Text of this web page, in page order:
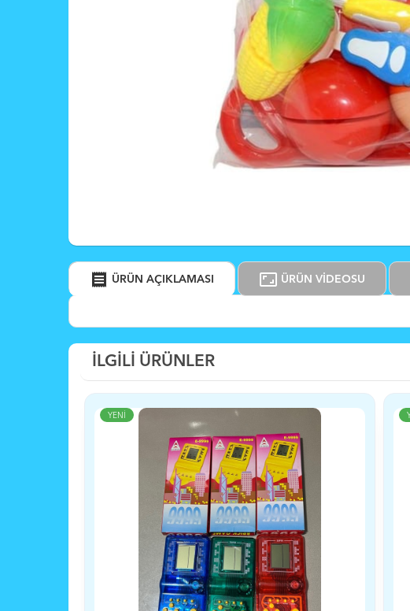
receipt ÜRÜN AÇIKLAMASI aspect_ratio ÜRÜN VİDEOSU
İLGİLİ ÜRÜNLER